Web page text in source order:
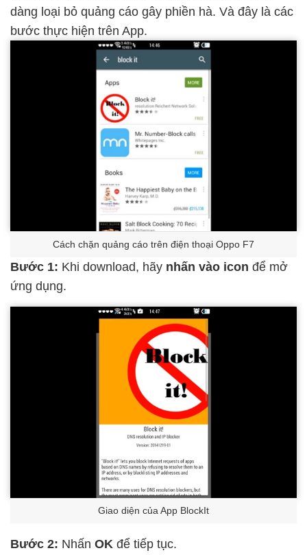
dàng loại bỏ quảng cáo gây phiền hà. Và đây là các
bước thực hiện trên App.
Cách chặn quảng cáo trên điện thoại Oppo F7
Bước 1: Khi download, hãy nhấn vào icon để mở
ứng dụng.
Giao diện của App BlockIt
Bước 2: Nhấn OK để tiếp tục.